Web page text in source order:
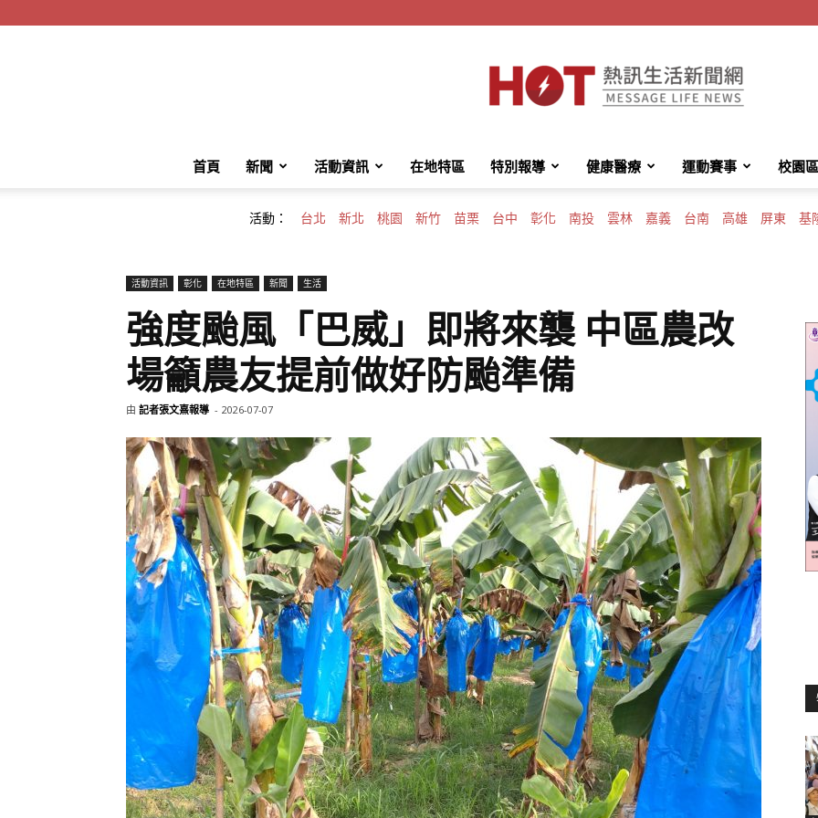
HotMessage
生
活
新
首頁 新聞 活動資訊 在地特區 特別報導 健康醫療 運動賽事 校園區
活動： 台北 新北 桃園 新竹 苗栗 台中 彰化 南投 雲林 嘉義 台南 高雄 屏東 基
活動資訊 彰化 在地特區 新聞 生活
強度颱風「巴威」即將來襲 中區農改
場籲農友提前做好防颱準備
由 記者張文熹報導 - 2026-07-07